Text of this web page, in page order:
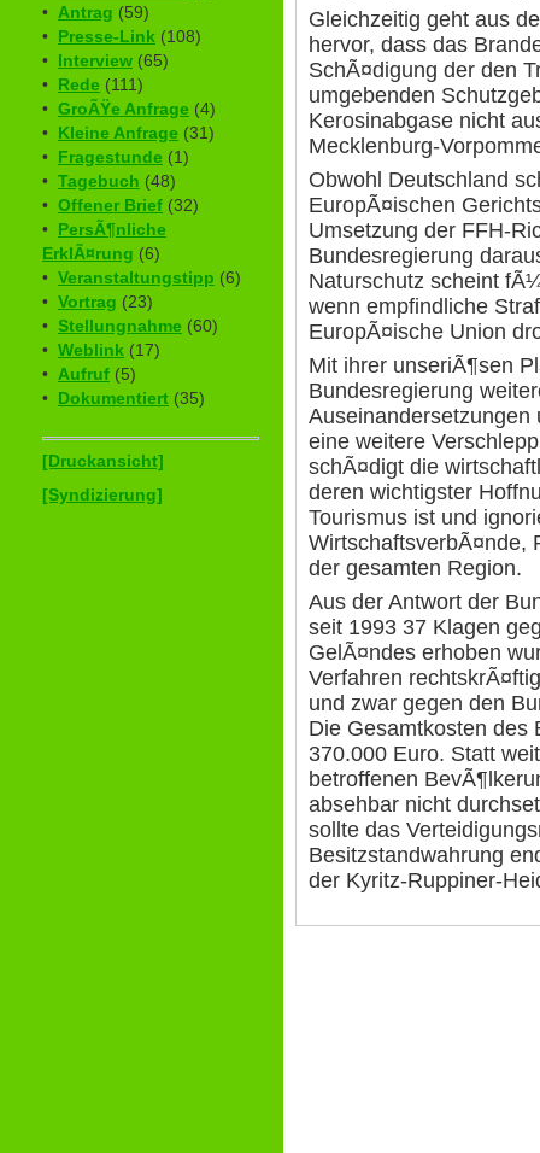
• Antrag (59)
• Presse-Link (108)
• Interview (65)
• Rede (111)
• GroÃŸe Anfrage (4)
• Kleine Anfrage (31)
• Fragestunde (1)
• Tagebuch (48)
• Offener Brief (32)
• PersÃ¶nliche
ErklÃ¤rung (6)
• Veranstaltungstipp (6)
• Vortrag (23)
• Stellungnahme (60)
• Weblink (17)
• Aufruf (5)
• Dokumentiert (35)
[Druckansicht]
[Syndizierung]
Gleichzeitig geht aus
hervor, dass das
SchÃ¤digung der den
umgebenden
Kerosinabgase nicht
Mecklenburg-
Obwohl Deutschland
EuropÃ¤ischen
Umsetzung der FFH-
Bundesregierung
Naturschutz scheint
wenn empfindliche
EuropÃ¤ische Union
Mit ihrer unseriÃ¶sen
Bundesregierung
Auseinandersetzungen
eine weitere
schÃ¤digt die
deren wichtigster
Tourismus ist und
WirtschaftsverbÃ¤nde,
der gesamten Region.
Aus der Antwort der
seit 1993 37 Klagen
GelÃ¤ndes erhoben
Verfahren
und zwar gegen den
Die Gesamtkosten des
370.000 Euro. Statt
betroffenen
absehbar nicht
sollte das
Besitzstandwahrung
der Kyritz-Ruppiner-